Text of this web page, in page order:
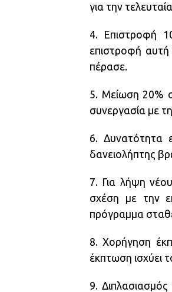
για την
4. Επιστροφή
επιστροφή αυτή
πέρασε.
5. Μείωση 20%
συνεργασία με
6. Δυνατότητα
δανειολήπτης
7. Για λήψη
σχέση με την
πρόγραμμα
8. Χορήγηση
έκπτωση ισχύει
9.